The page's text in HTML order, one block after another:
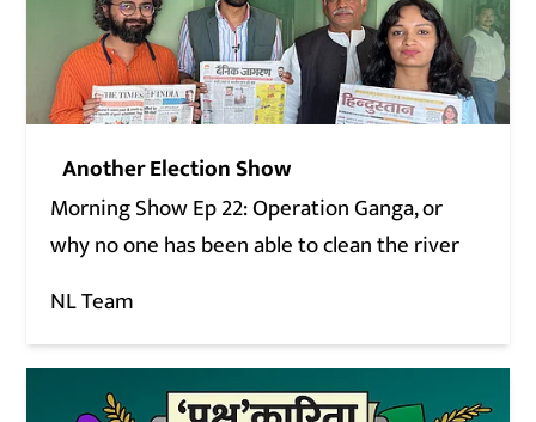
Another Election Show
Morning Show Ep 22: Operation Ganga, or
why no one has been able to clean the river
NL Team